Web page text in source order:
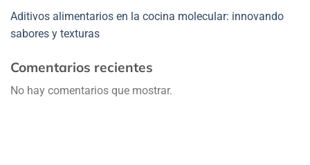
Aditivos alimentarios en la cocina molecular: innovando
sabores y texturas
Comentarios recientes
No hay comentarios que mostrar.